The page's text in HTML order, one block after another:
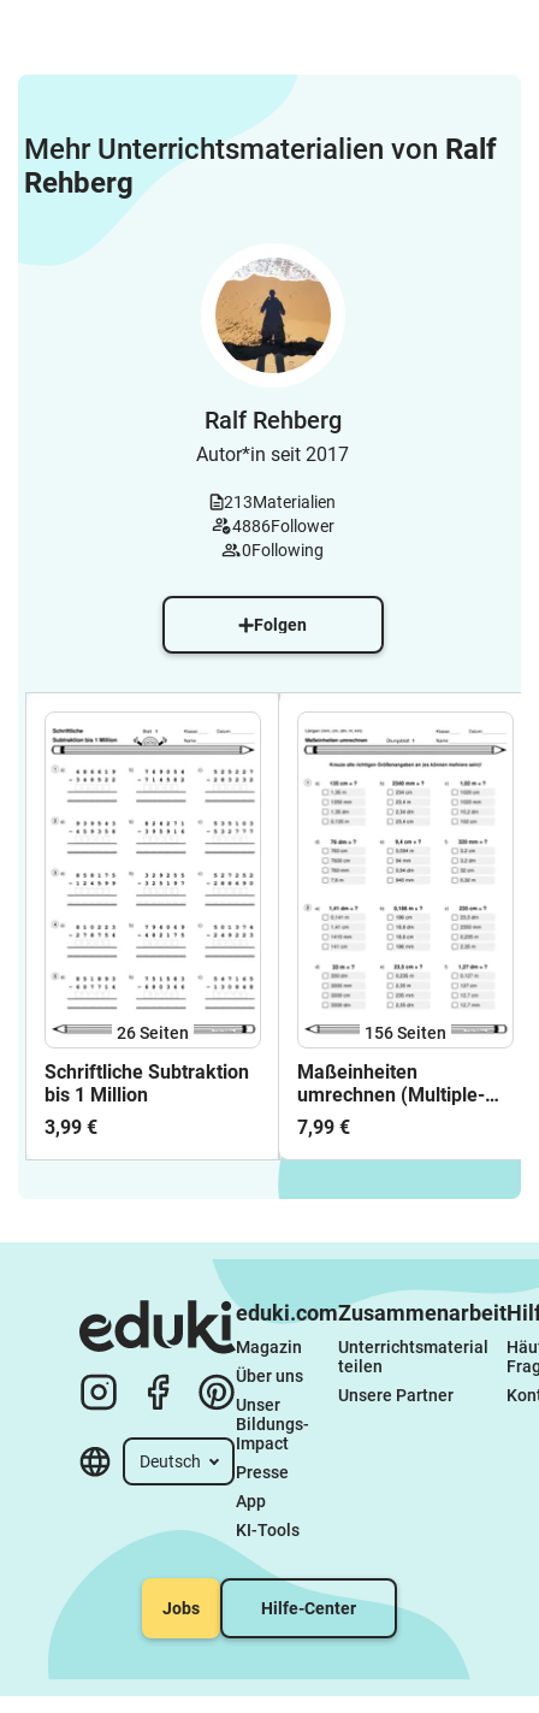
Mehr Unterrichtsmaterialien von Ralf
Rehberg
Ralf Rehberg
Autor*in seit 2017
213Materialien
4886Follower
0Following
Folgen
26Seiten
Schriftliche Subtraktion
bis 1 Million
3,99 €
156Seiten
Maßeinheiten
umrechnen (Multiple-
Choice): Längen (mm,
cm, dm, m, km)
7,99 €
Deutsch
eduki.com
Magazin
Über uns
Unser
Bildungs-
Impact
Presse
App
KI-Tools
Zusammenarbeit
Unterrichtsmaterial
teilen
Unsere Partner
Jobs Hilfe-Center